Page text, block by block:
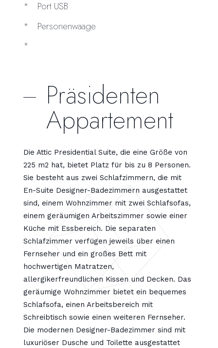
Port USB
Personenwaage
Präsidenten
Appartement
Die Attic Presidential Suite, die eine Größe von
225 m2 hat, bietet Platz für bis zu 8 Personen.
Sie besteht aus zwei Schlafzimmern, die mit
En-Suite Designer-Badezimmern ausgestattet
sind, einem Wohnzimmer mit zwei Schlafsofas,
einem geräumigen Arbeitszimmer sowie einer
Küche mit Essbereich. Die separaten
Schlafzimmer verfügen jeweils über einen
Fernseher und ein großes Bett mit
hochwertigen Matratzen,
allergikerfreundlichen Kissen und Decken. Das
geräumige Wohnzimmer bietet ein bequemes
Schlafsofa, einen Arbeitsbereich mit
Schreibtisch sowie einen weiteren Fernseher.
Die modernen Designer-Badezimmer sind mit
luxuriöser Dusche und Toilette ausgestattet